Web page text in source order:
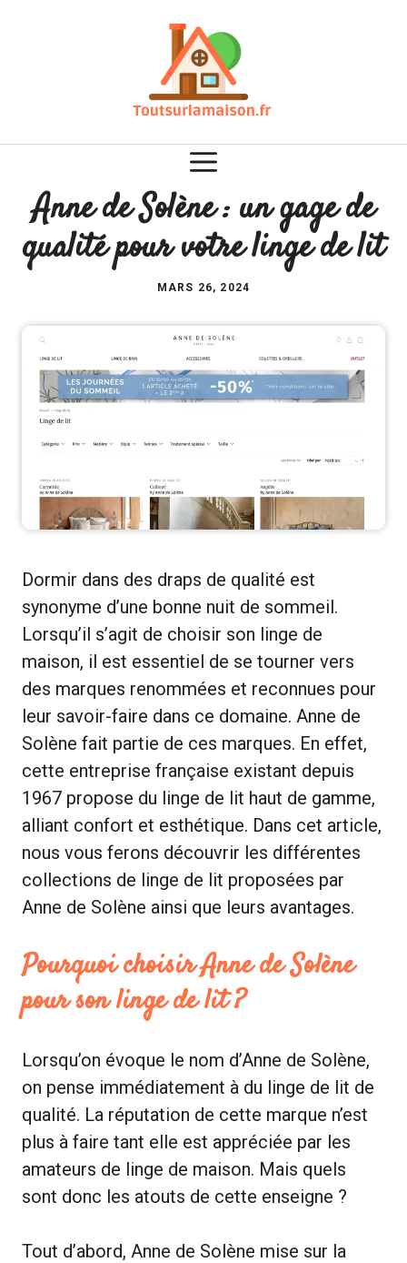
Anne de Solène : un gage de
qualité pour votre linge de lit
MARS 26, 2024
Dormir dans des draps de qualité est
synonyme d’une bonne nuit de sommeil.
Lorsqu’il s’agit de choisir son linge de
maison, il est essentiel de se tourner vers
des marques renommées et reconnues pour
leur savoir-faire dans ce domaine. Anne de
Solène fait partie de ces marques. En effet,
cette entreprise française existant depuis
1967 propose du linge de lit haut de gamme,
alliant confort et esthétique. Dans cet article,
nous vous ferons découvrir les différentes
collections de linge de lit proposées par
Anne de Solène ainsi que leurs avantages.
Pourquoi choisir Anne de Solène
pour son linge de lit ?
Lorsqu’on évoque le nom d’Anne de Solène,
on pense immédiatement à du linge de lit de
qualité. La réputation de cette marque n’est
plus à faire tant elle est appréciée par les
amateurs de linge de maison. Mais quels
sont donc les atouts de cette enseigne ?
Tout d’abord, Anne de Solène mise sur la